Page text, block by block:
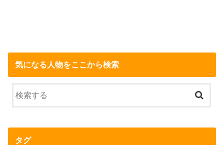
気になる人物をここから検索
タグ